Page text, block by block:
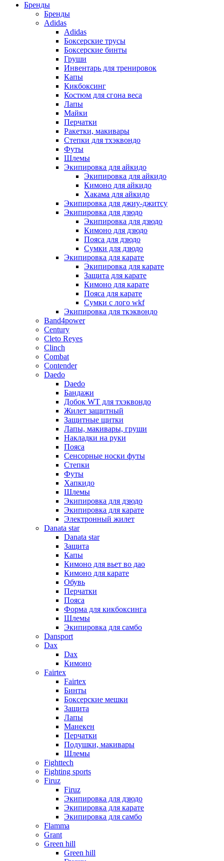
Бренды
Бренды
Adidas
Adidas
Боксерские трусы
Боксерские бинты
Груши
Инвентарь для тренировок
Капы
Кикбоксинг
Костюм для сгона веса
Лапы
Майки
Перчатки
Ракетки, макивары
Степки для тхэквондо
Футы
Шлемы
Экипировка для айкидо
Экипировка для айкидо
Кимоно для айкидо
Хакама для айкидо
Экипировка для джиу-джитсу
Экипировка для дзюдо
Экипировка для дзюдо
Кимоно для дзюдо
Пояса для дзюдо
Сумки для дзюдо
Экипировка для карате
Экипировка для карате
Защита для карате
Кимоно для карате
Пояса для карате
Сумки с лого wkf
Экипировка для ткэквондо
Band4power
Century
Cleto Reyes
Clinch
Combat
Contender
Daedo
Daedo
Бандажи
Добок WT для тхэквондо
Жилет защитный
Защитные щитки
Лапы, макивары, груши
Накладки на руки
Пояса
Сенсорные носки футы
Степки
Футы
Хапкидо
Шлемы
Экипировка для дзюдо
Экипировка для карате
Электронный жилет
Danata star
Danata star
Защита
Капы
Кимоно для вьет во дао
Кимоно для карате
Обувь
Перчатки
Пояса
Форма для кикбоксинга
Шлемы
Экипировка для самбо
Dansport
Dax
Dax
Кимоно
Fairtex
Fairtex
Бинты
Боксерские мешки
Защита
Лапы
Манекен
Перчатки
Подушки, макивары
Шлемы
Fighttech
Fighting sports
Firuz
Firuz
Экипировка для дзюдо
Экипировка для карате
Экипировка для самбо
Flamma
Grant
Green hill
Green hill